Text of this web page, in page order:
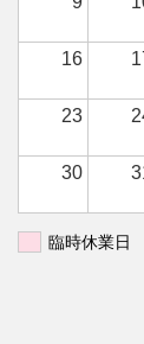
16
23
30
臨時休業日